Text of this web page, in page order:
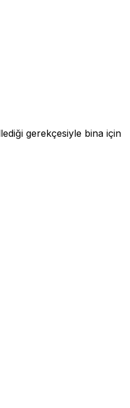
gerekçesiyle bina için